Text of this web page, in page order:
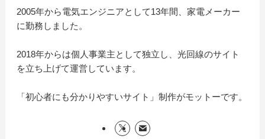
2005年から電気エンジニアとして13年間、家電メーカー
に勤務しました。
2018年からは個人事業主として独立し、光回線のサイト
を立ち上げて運営しています。
「初心者にも分かりやすいサイト」制作がモットーです。